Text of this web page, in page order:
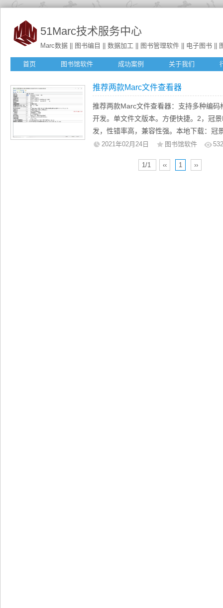
51Marc技术服务中心
Marc数据 || 图书编目 || 数据加工 || 图书管理软件 || 电子图书 ||
首页 图书馆软件 成功案例 关于我们
推荐两款Marc文件查看器
推荐两款Marc文件查看器：支持多种编
开发。单文件文版本。方便快捷。2，冠
发，性错率高，兼容性强。本地下载：
器...2021年02月24日 图书馆软件
1/1 ‹‹ 1 ››